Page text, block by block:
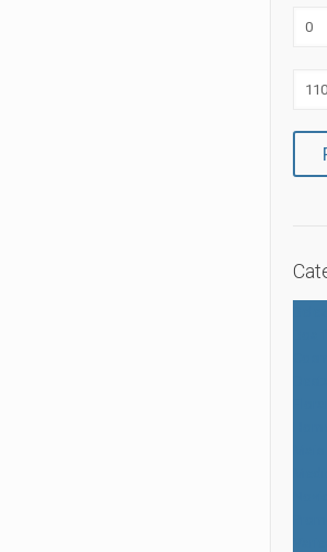
Preço
Preço